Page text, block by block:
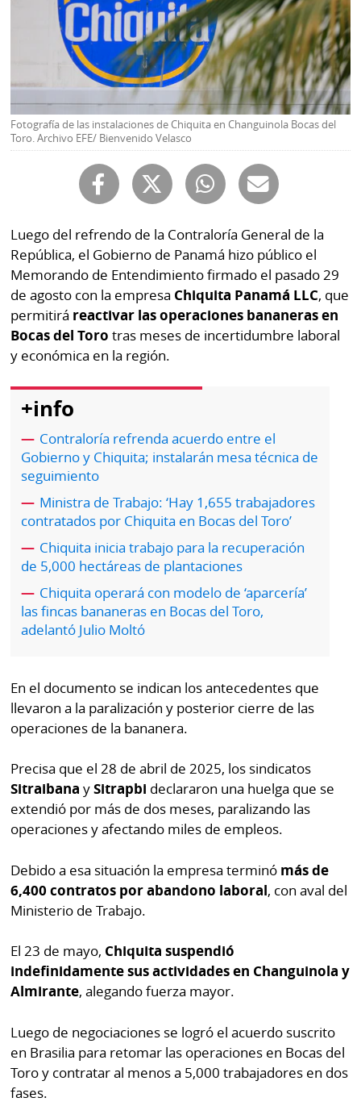
Paper
Buscador
Comunicados
Catálogos
digital
Luctuosas
Contenido
de
marcas
RSS
Temas
Autores
Notas
lector
Buenas
prácticas
OTROS
Metro
por
Metro
Tienda
Panamá
Tus
Tiquetes
Cero
KM
Mi
Diario
Ellas
Club
La
Prensa
Fácil
Hoy
⌾
Sábado
Picante
⌾
La
Repregunta
⌾
⌾
Sabrina
Censura
Fotografía de las instalaciones de Chiquita en Changuinola Bocas del
Toro. Archivo EFE/ Bienvenido Velasco
Luego del refrendo de la Contraloría General de la
República, el Gobierno de Panamá hizo público el
Memorando de Entendimiento firmado el pasado 29
de agosto con la empresa Chiquita Panamá LLC, que
permitirá reactivar las operaciones bananeras en
Bocas del Toro tras meses de incertidumbre laboral
y económica en la región.
+info
Contraloría refrenda acuerdo entre el
Gobierno y Chiquita; instalarán mesa técnica de
seguimiento
Ministra de Trabajo: ‘Hay 1,655 trabajadores
contratados por Chiquita en Bocas del Toro’
Chiquita inicia trabajo para la recuperación
de 5,000 hectáreas de plantaciones
Chiquita operará con modelo de ‘aparcería’
las fincas bananeras en Bocas del Toro,
adelantó Julio Moltó
En el documento se indican los antecedentes que
llevaron a la paralización y posterior cierre de las
operaciones de la bananera.
Precisa que el 28 de abril de 2025, los sindicatos
Sitraibana ySitrapbi declararon una huelga que se
extendió por más de dos meses, paralizando las
operaciones y afectando miles de empleos.
Debido a esa situación la empresa terminó más de
6,400 contratos por abandono laboral, con aval del
Ministerio de Trabajo.
El 23 de mayo, Chiquita suspendió
indefinidamente sus actividades en Changuinola y
Almirante, alegando fuerza mayor.
Luego de negociaciones se logró el acuerdo suscrito
en Brasilia para retomar las operaciones en Bocas del
Toro y contratar al menos a 5,000 trabajadores en dos
fases.